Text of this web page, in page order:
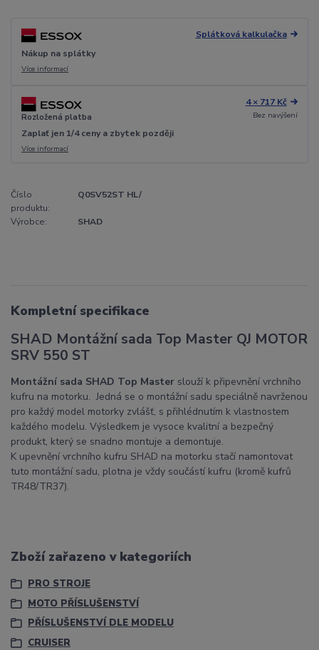
Splátková kalkulačka
Nákup na splátky
Více informací
Rozložená platba
4 × 717 Kč
Bez navýšení
Zaplať jen 1/4 ceny a zbytek později
Více informací
Číslo
produktu:
Q0SV52ST HL/
Výrobce: SHAD
Kompletní specifikace
SHAD Montážní sada Top Master QJ MOTOR
SRV 550 ST
Montážní sada SHAD Top Master slouží k připevnění vrchního
kufru na motorku. Jedná se o montážní sadu speciálně navrženou
pro každý model motorky zvlášť, s přihlédnutím k vlastnostem
každého modelu. Výsledkem je vysoce kvalitní a bezpečný
produkt, který se snadno montuje a demontuje.
K upevnění vrchního kufru SHAD na motorku stačí namontovat
tuto montážní sadu, plotna je vždy součástí kufru (kromě kufrů
TR48/TR37).
Zboží zařazeno v kategoriích
PRO STROJE
MOTO PŘÍSLUŠENSTVÍ
PŘÍSLUŠENSTVÍ DLE MODELU
CRUISER